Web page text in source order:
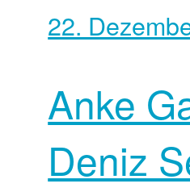
22.
Anke
Deniz